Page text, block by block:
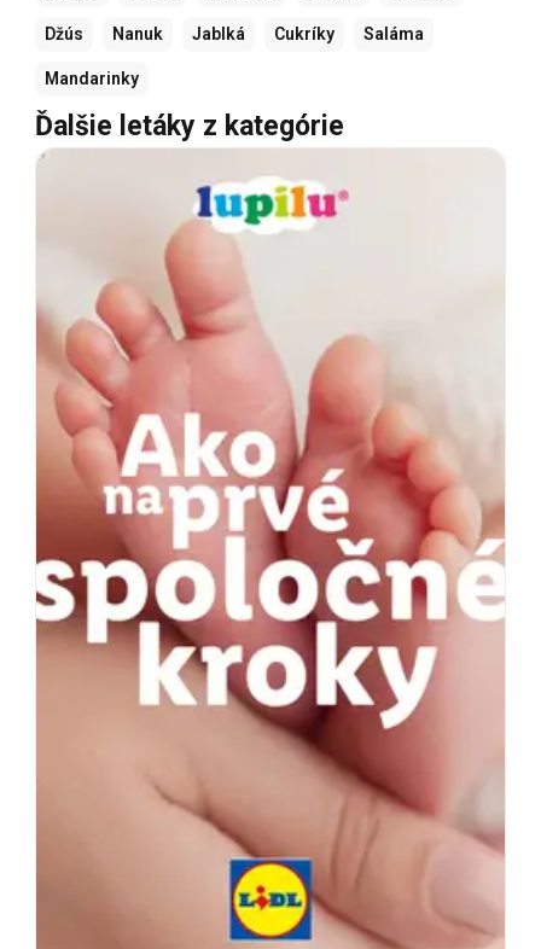
Džús Nanuk Jablká Cukríky Saláma
Mandarinky
Ďalšie letáky z kategórie